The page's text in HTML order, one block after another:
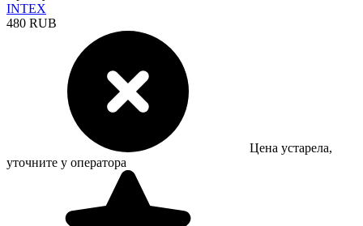
INTEX
480 RUB
Цена устарела,
уточните у оператора